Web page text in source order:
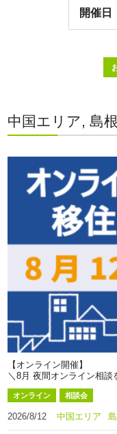
開催日
中国エリア, 島
【オンライン開催】
＼8月 夜間オンライン相談
オンライン 相談会
2026/8/12 中国エリア